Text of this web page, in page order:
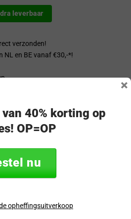
leverbaar
verzonden!
NL en BE vanaf €30,-*!
40% korting op
OP=OP
nu
opheffingsuitverkoop
×